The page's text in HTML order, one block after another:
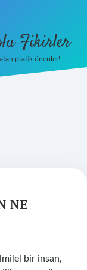
Fikirler
pratik öneriler!
NE
bir insan,